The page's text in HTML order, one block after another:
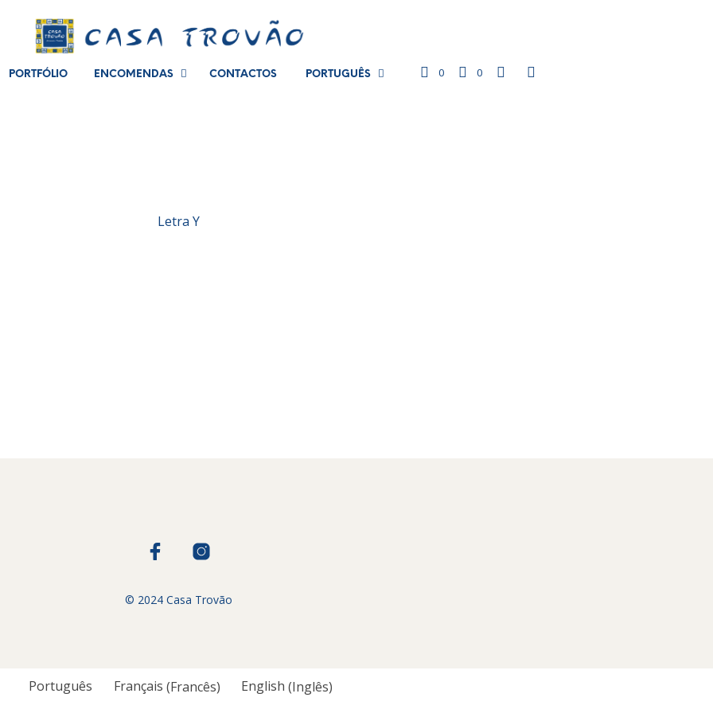
PORTFÓLIO ENCOMENDAS CONTACTOS PORTUGUÊS 0 0
Letra Y
© 2024 Casa Trovão
Português Français (Francês) English (Inglês)